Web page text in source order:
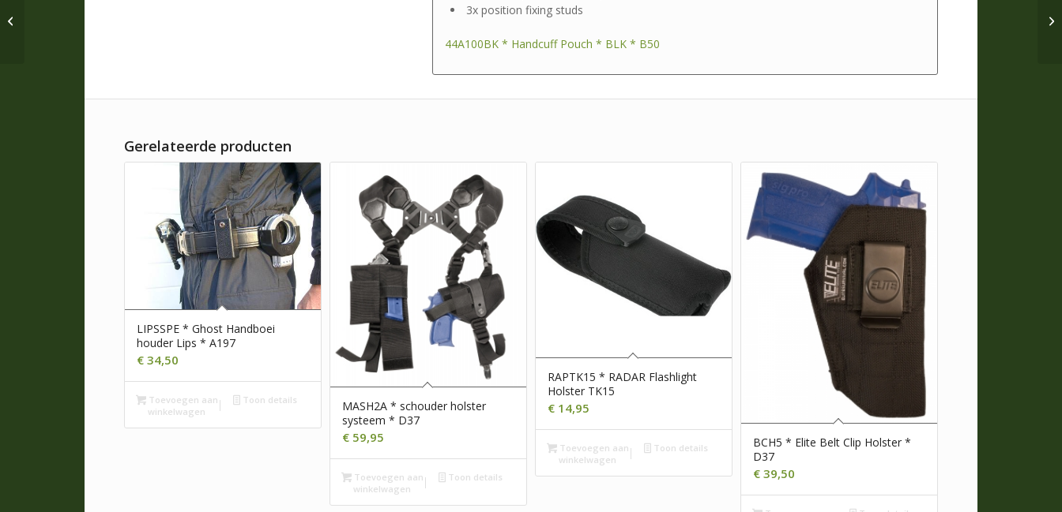
3x position fixing studs
44A100BK * Handcuff Pouch * BLK * B50
Gerelateerde producten
LIPSSPE * Ghost Handboei
houder Lips * A197
€ 34,50
Toevoegen aan
winkelwagen
Toon details
MASH2A * schouder holster
systeem * D37
€ 59,95
Toevoegen aan
winkelwagen
Toon details
RAPTK15 * RADAR Flashlight
Holster TK15
€ 14,95
Toevoegen aan
winkelwagen
Toon details
BCH5 * Elite Belt Clip Holster *
D37
€ 39,50